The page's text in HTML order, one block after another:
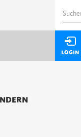
nach:
LOGIN